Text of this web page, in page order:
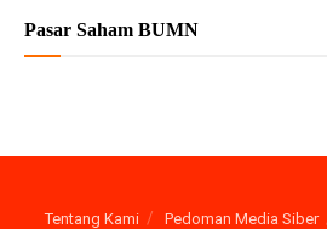
Pasar Saham BUMN
Tentang Kami Pedoman Media Siber